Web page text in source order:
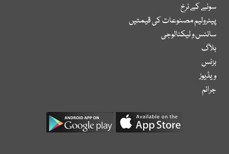
سونے کے نرخ
پیٹرولیم مصنوعات کی قیمتیں
سائنس و ٹیکنالوجی
بلاگ
بزنس
ویڈیوز
جرائم